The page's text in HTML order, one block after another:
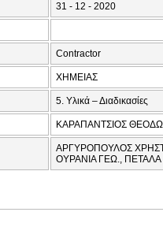
31 - 12 - 2020
Contractor
ΧΗΜΕΙΑΣ
5. Υλικά – Διαδικασίες
ΚΑΡΑΠΑΝΤΣΙΟΣ
ΑΡΓΥΡΟΠΟΥΛΟΣ
ΟΥΡΑΝΙΑ ΓΕΩ.,